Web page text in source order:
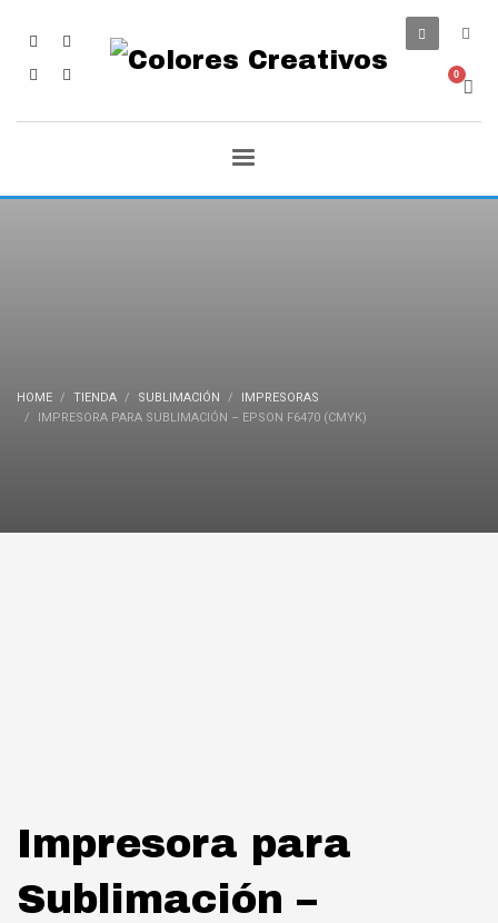
HOME TIENDA SUBLIMACIÓN
IMPRESORAS
IMPRESORA PARA SUBLIMACIÓN – EPSON F6470 (CMYK)
Impresora para
Sublimación –